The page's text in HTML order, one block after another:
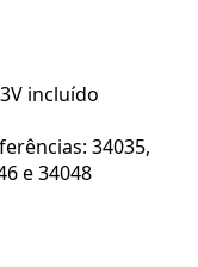
incluído
34035,
e 34048